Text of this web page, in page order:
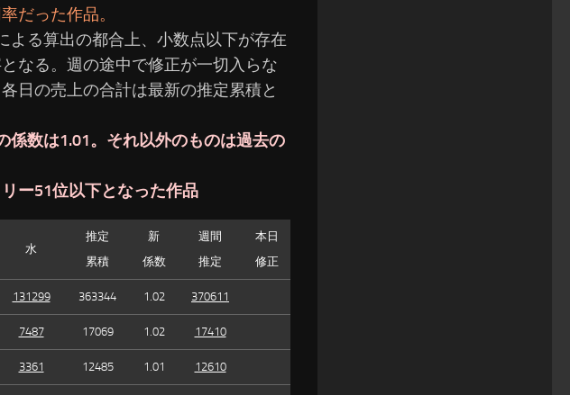
だった作品。
よる算出の都合上、小数点以下が存在
なる。週の途中で修正が一切入らな
日の売上の合計は最新の推定累積と
係数は1.01。それ以外のものは過去の
ー51位以下となった作品
水
推定
累積
新
係数
週間
推定
本日
修正
131299 363344 1.02 370611
7487 17069 1.02 17410
3361 12485 1.01 12610